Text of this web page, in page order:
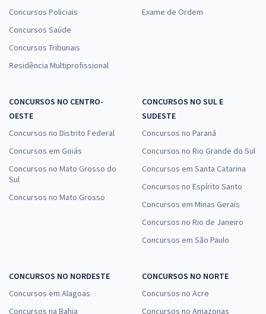
Concursos Policiais
Concursos Saúde
Concursos Tribunais
Residência Multiprofissional
Exame de Ordem
CONCURSOS NO CENTRO-
OESTE
Concursos no Distrito Federal
Concursos em Goiás
Concursos no Mato Grosso do
Sul
Concursos no Mato Grosso
CONCURSOS NO SUL E
SUDESTE
Concursos no Paraná
Concursos no Rio Grande do Sul
Concursos em Santa Catarina
Concursos no Espírito Santo
Concursos em Minas Gerais
Concursos no Rio de Janeiro
Concursos em São Paulo
CONCURSOS NO NORDESTE
Concursos em Alagoas
Concursos na Bahia
CONCURSOS NO NORTE
Concursos no Acre
Concursos no Amazonas